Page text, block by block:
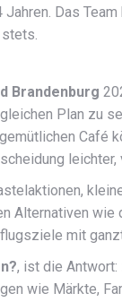
Jahren. Das
Brandenburg
Plan zu
Café
Alternativen
mit
, ist die
wie Märkte,